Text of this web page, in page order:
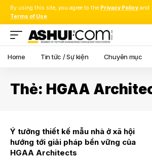
By using this site, you agree to the Privacy Policy and
Terms of Use.
Home Tin tức / Sự kiện Chuyên mục
Thẻ: HGAA
Ý tưởng thiết kế mẫu nhà ở xã hội
hướng tới giải pháp bền vững của
HGAA Architects